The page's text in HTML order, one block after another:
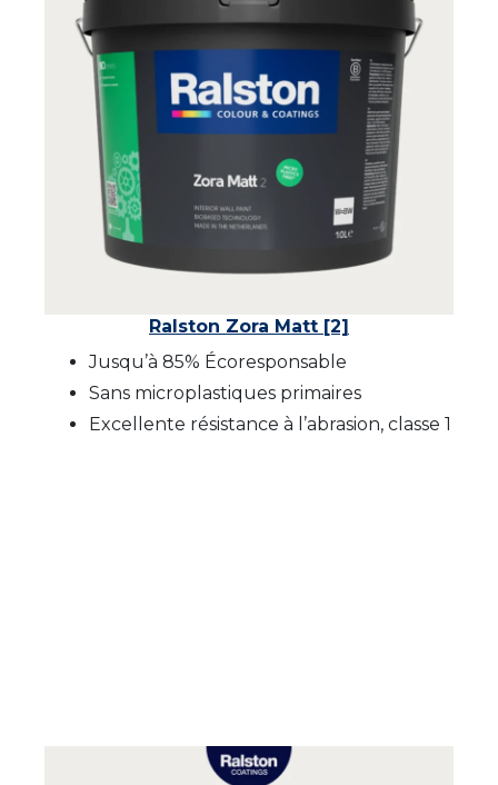
Ralston Zora Matt [2]
Jusqu’à 85% Écoresponsable
Sans microplastiques primaires
Excellente résistance à l’abrasion, classe 1